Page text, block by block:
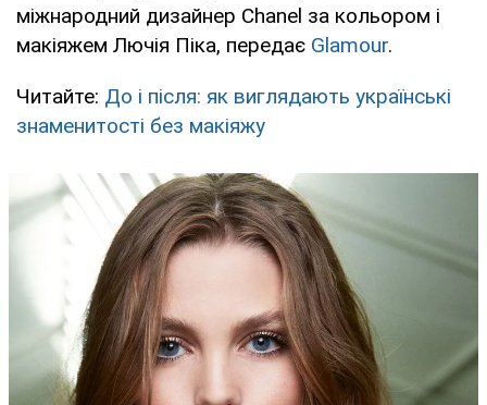
міжнародний дизайнер Chanel за кольором і
макіяжем Лючія Піка, передає Glamour.
Читайте: До і після: як виглядають українські
знаменитості без макіяжу